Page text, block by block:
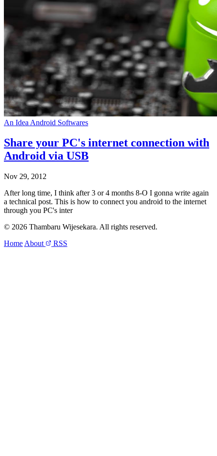
An Idea Android Softwares
Share your PC's internet connection with
Android via USB
Nov 29, 2012
After long time, I think after 3 or 4 months 8-O I gonna write again
a technical post. This is how to connect you android to the internet
through you PC's inter
© 2026 Thambaru Wijesekara. All rights reserved.
Home About RSS